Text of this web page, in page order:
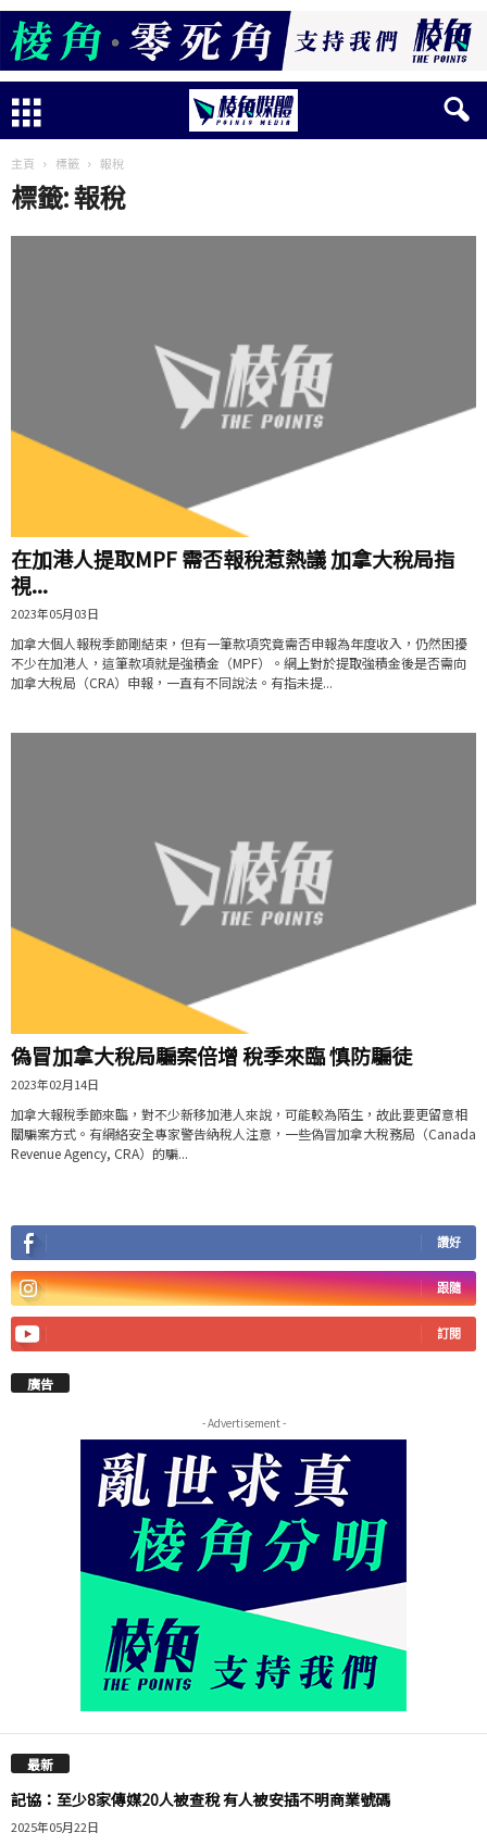
主頁 標籤 報稅
標籤: 報稅
在加港人提取MPF 需否報稅惹熱議 加拿大稅局指
視...
2023年05月03日
加拿大個人報稅季節剛結束，但有一筆款項究竟需否申報為年度收入，仍然困擾
不少在加港人，這筆款項就是強積金（MPF）。網上對於提取強積金後是否需向
加拿大稅局（CRA）申報，一直有不同說法。有指未提...
偽冒加拿大稅局騙案倍增 稅季來臨 慎防騙徒
2023年02月14日
加拿大報稅季節來臨，對不少新移加港人來說，可能較為陌生，故此要更留意相
關騙案方式。有網絡安全專家警告納稅人注意，一些偽冒加拿大稅務局（Canada
Revenue Agency, CRA）的騙...
讚好
跟隨
訂閱
廣告
- Advertisement -
最新
記協：至少8家傳媒20人被查稅 有人被安插不明商業號碼
2025年05月22日